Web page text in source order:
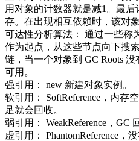
用对象的计数器就是减1。最
存。在出现相互依赖时，该对
可达性分析算法： 通过一些称
作为起点，从这些节点向下搜
链，当一个对象到 GC Roots
可用。
强引用： new 新建对象实例。
软引用： SoftReference，内存
足就会回收。
弱引用： WeakReference，GC
虚引用： PhantomReference，